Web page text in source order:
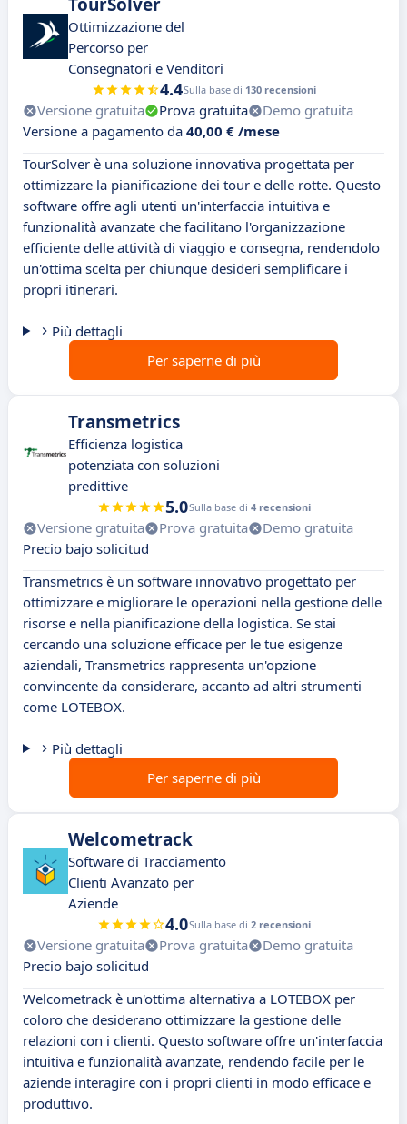
Ottimizzazione del
Percorso per
Consegnatori e Venditori
4.4Sulla base di 130 recensioni
Versione gratuita Prova gratuita
Demo gratuita
Versione a pagamento da 40,00 € /mese
TourSolver è una soluzione innovativa progettata per
ottimizzare la pianificazione dei tour e delle rotte. Questo
software offre agli utenti un'interfaccia intuitiva e
funzionalità avanzate che facilitano l'organizzazione
efficiente delle attività di viaggio e consegna, rendendolo
un'ottima scelta per chiunque desideri semplificare i
propri itinerari.
Più dettagli
Per saperne di più
Transmetrics
Efficienza logistica
potenziata con soluzioni
predittive
5.0Sulla base di 4 recensioni
Versione gratuita Prova gratuita
Demo gratuita
Precio bajo solicitud
Transmetrics è un software innovativo progettato per
ottimizzare e migliorare le operazioni nella gestione delle
risorse e nella pianificazione della logistica. Se stai
cercando una soluzione efficace per le tue esigenze
aziendali, Transmetrics rappresenta un'opzione
convincente da considerare, accanto ad altri strumenti
come LOTEBOX.
Più dettagli
Per saperne di più
Welcometrack
Software di Tracciamento
Clienti Avanzato per
Aziende
4.0Sulla base di 2 recensioni
Versione gratuita Prova gratuita
Demo gratuita
Precio bajo solicitud
Welcometrack è un'ottima alternativa a LOTEBOX per
coloro che desiderano ottimizzare la gestione delle
relazioni con i clienti. Questo software offre un'interfaccia
intuitiva e funzionalità avanzate, rendendo facile per le
aziende interagire con i propri clienti in modo efficace e
produttivo.